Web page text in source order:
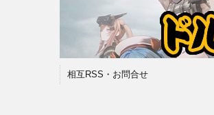
相互RSS・お問合せ